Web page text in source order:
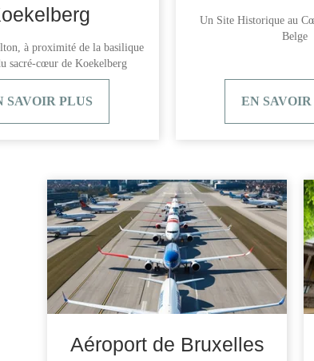
à proximité de la basilique
sacré-cœur de Koekelberg
SAVOIR PLUS
Un Site Historique au
Belge
EN
Aéroport de Bruxelles